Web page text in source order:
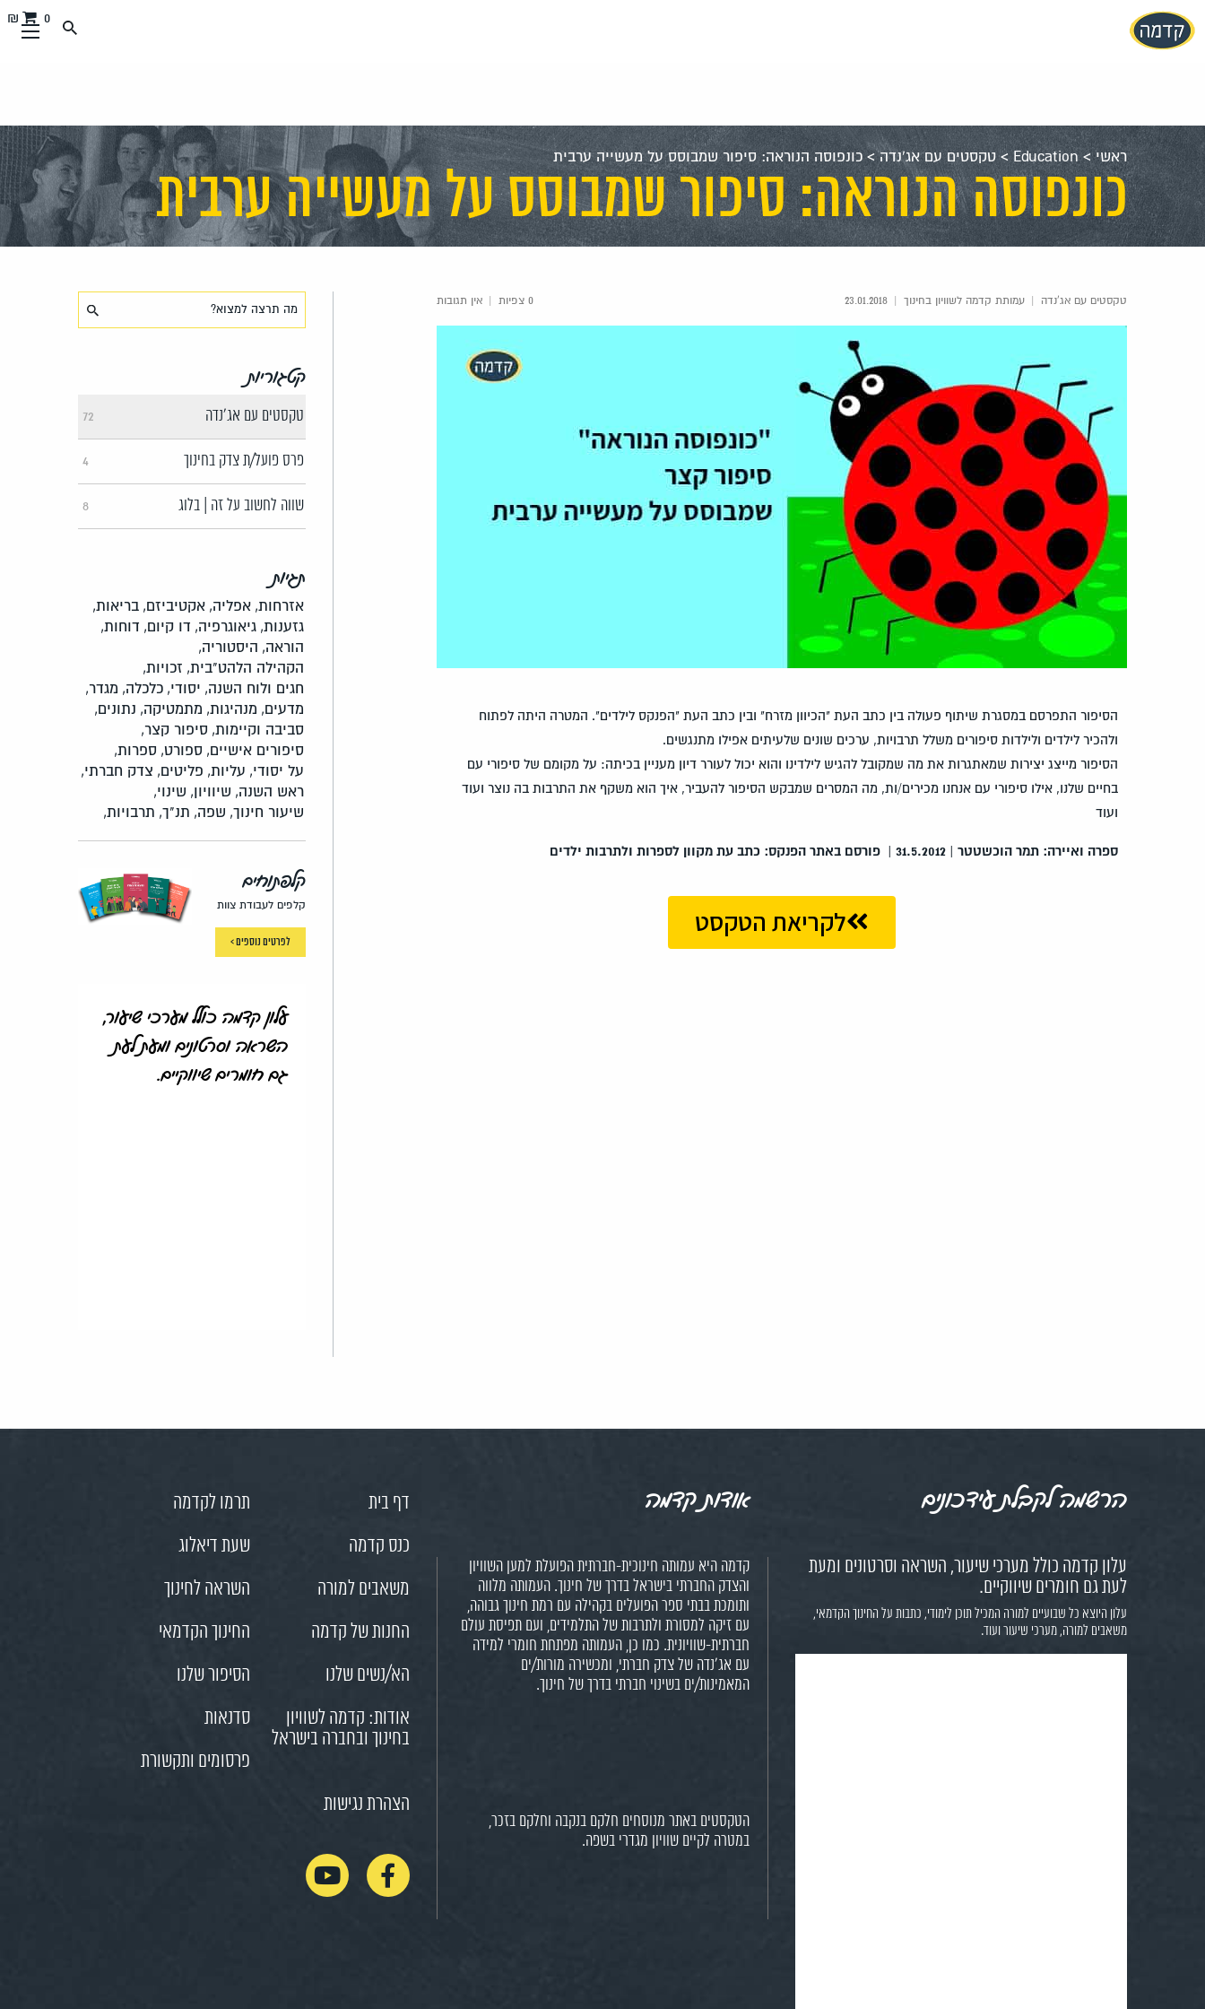
עבור
אל
0 ₪
ראשי>
Education
>טקסטים עם אג'נדה>כונפוסה הנוראה: סיפור שמבוסס על מעשייה ערבית
כונפוסה הנוראה: סיפור שמבוסס על מעשייה ערבית
טקסטים עם אג'נדה | עמותת קדמה לשוויון בחינוך | 0 צפיות | אין תגובות
הסיפור התפרסם במסגרת שיתוף פעולה בין כתב העת "הכיוון מזרח" ובין כתב העת "הפנקס לילדים". המטרה היתה לפתוח
ולהכיר לילדים ולילדות סיפורים משלל תרבויות, ערכים שונים שלעיתים אפילו מתנגשים.
הסיפור מייצג יצירות שמאתגרות את מה שמקובל להגיש לילדינו והוא יכול לעורר דיון מעניין בכיתה: על מקומם של סיפורי עם
בחיים שלנו, אילו סיפורי עם אנחנו מכירים/ות, מה המסרים שמבקש הסיפור להעביר, איך הוא משקף את התרבות בה נוצר ועוד
ועוד
ספרה ואיירה: תמר הוכשטטר | 31.5.2012 | פורסם באתר הפנקס: כתב עת מקוון לספרות ולתרבות ילדים
לקריאת הטקסט
קטגוריות
טקסטים עם אג'נדה 72
פרס פועל/ת צדק בחינוך 4
שווה לחשוב על זה | בלוג 8
תגיות
אזרחות, אפליה, אקטיביזם, בריאות,
גזענות, גיאוגרפיה, דו קיום, דוחות,
הוראה, היסטוריה,
הקהילה הלהט"בית, זכויות,
חגים ולוח השנה, יסודי, כלכלה, מגדר,
מדעים, מנהיגות, מתמטיקה, נתונים,
סביבה וקיימות, סיפור קצר,
סיפורים אישיים, ספורט, ספרות,
על יסודי, עליות, פליטים, צדק חברתי,
ראש השנה, שיוויון, שינוי,
שיעור חינוך, שפה, תנ"ך, תרבויות,
קלפתוחים
קלפים לעבודת צוות
לפרטים נוספים >
עלון קדמה כולל מערכי שיעור,
השראה וסרטונים ומעת לעת
גם חומרים שיווקיים.
הרשמה לקבלת עידכונים
עלון קדמה כולל מערכי שיעור, השראה וסרטונים ומעת
לעת גם חומרים שיווקיים.
עלון היוצא כל שבועיים למורה המכיל תוכן לימודי, כתבות על החינוך הקדמאי,
משאבים למורה, מערכי שיעור ועוד.
אודות קדמה
קדמה היא עמותה חינוכית-חברתית הפועלת למען השוויון
והצדק החברתי בישראל בדרך של חינוך. העמותה מלווה
ותומכת בבתי ספר הפועלים בקהילה עם רמת חינוך גבוהה,
עם זיקה למסורת ולתרבות של התלמידים, ועם תפיסת עולם
חברתית-שוויונית. כמו כן, העמותה מפתחת חומרי למידה
עם אג'נדה של צדק חברתי, ומכשירה מורות/ים
המאמינות/ים בשינוי חברתי בדרך של חינוך.
הטקסטים באתר מנוסחים חלקם בנקבה וחלקם בזכר,
במטרה לקיים שוויון מגדרי בשפה.
דף בית
תרמו לקדמה
כנס קדמה
שעת דיאלוג
משאבים למורה
השראה לחינוך
החנות של קדמה
החינוך הקדמאי
הא/נשים שלנו
הסיפור שלנו
אודות: קדמה לשוויון
בחינוך ובחברה בישראל
סדנאות
פרסומים ותקשורת
הצהרת נגישות